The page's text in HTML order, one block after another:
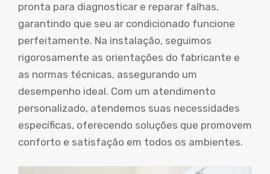
pronta para diagnosticar e reparar falhas,
garantindo que seu ar condicionado funcione
perfeitamente. Na instalação, seguimos
rigorosamente as orientações do fabricante e
as normas técnicas, assegurando um
desempenho ideal. Com um atendimento
personalizado, atendemos suas necessidades
específicas, oferecendo soluções que promovem
conforto e satisfação em todos os ambientes.